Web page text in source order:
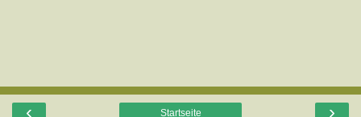
‹ ›
Startseite